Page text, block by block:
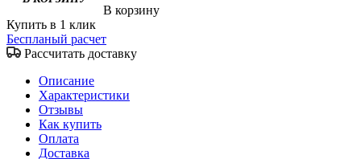
В корзину
Купить в 1 клик
Беспланый расчет
Рассчитать доставку
Описание
Характеристики
Отзывы
Как купить
Оплата
Доставка